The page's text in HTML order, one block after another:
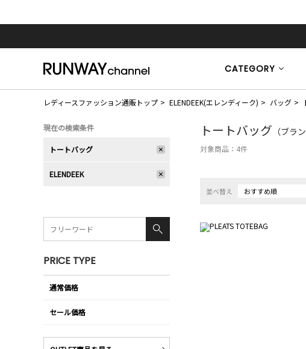
CATEGORY
レディースファッション通販トップ ELENDEEK(エレンディーク) バッグ
トートバッグ （ブラ
対象商品： 4件
並べ替え おすすめ順
現在の検索条件
トートバッグ
ELENDEEK
PRICE TYPE
通常価格
セール価格